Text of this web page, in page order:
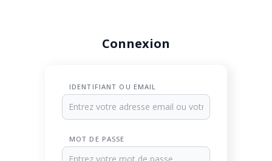
Connexion
IDENTIFIANT OU EMAIL
MOT DE PASSE